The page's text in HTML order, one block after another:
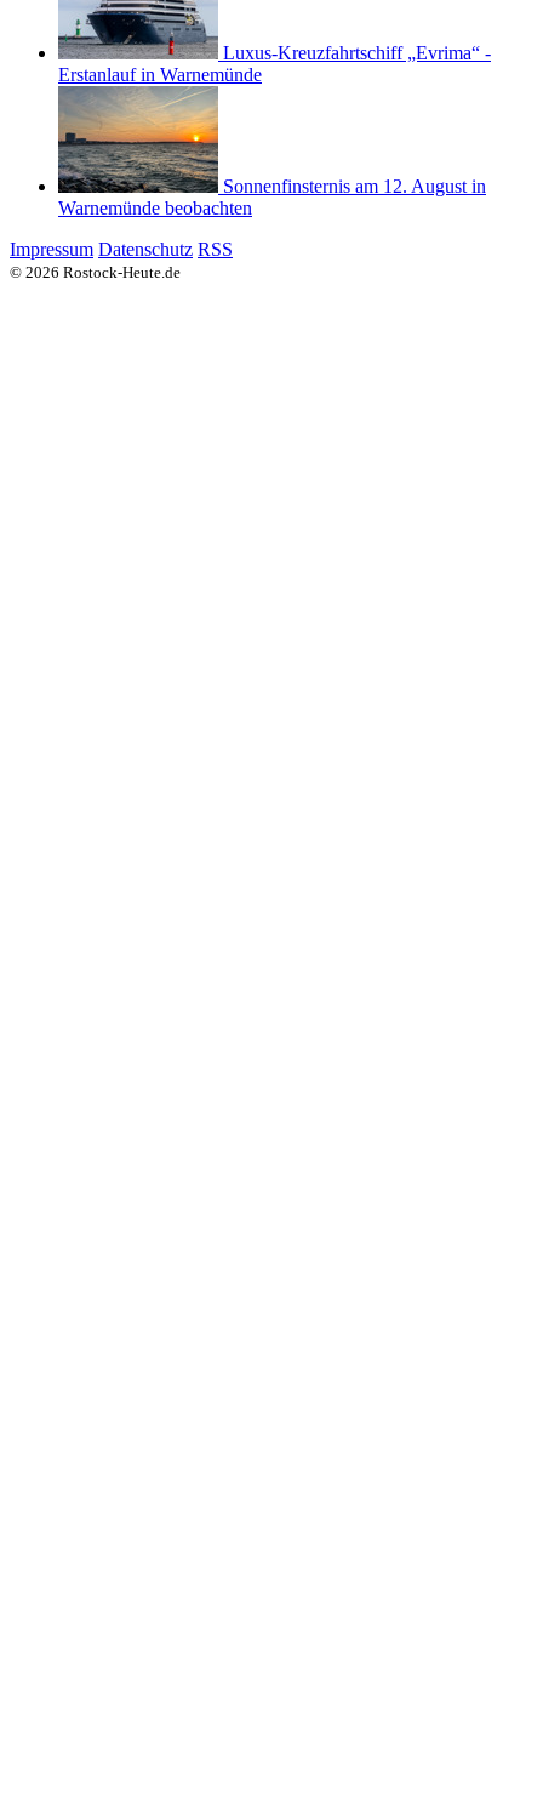
Luxus-Kreuzfahrtschiff „Evrima“ -
Erstanlauf in Warnemünde
Sonnenfinsternis am 12. August in
Warnemünde beobachten
Impressum Datenschutz RSS
© 2026 Rostock-Heute.de